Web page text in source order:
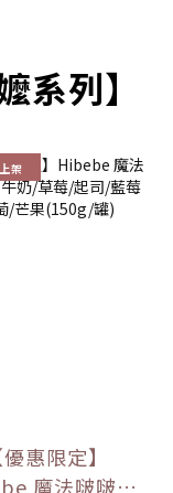
系列】
架
優惠限定】
魔法啵啵棒